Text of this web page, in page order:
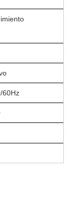
es una
60Hz